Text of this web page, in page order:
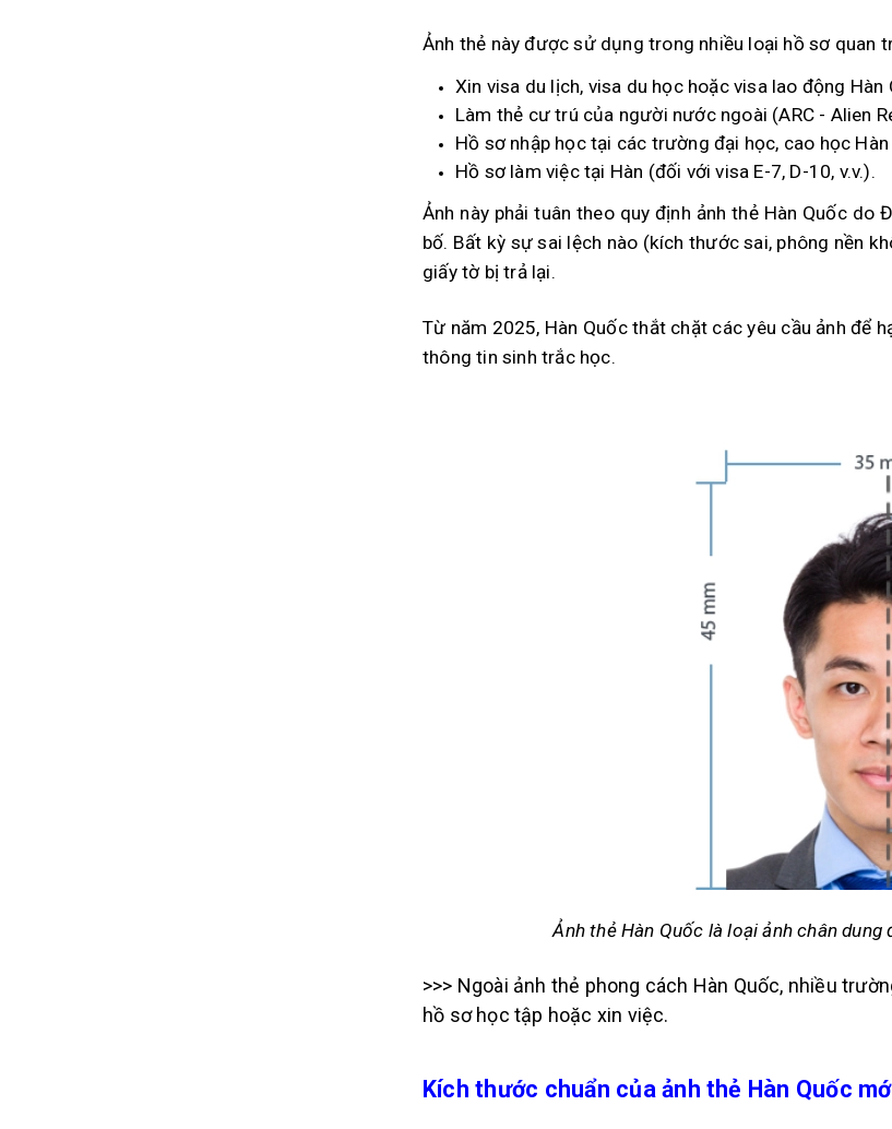
Ảnh thẻ này được sử dụng trong nhiều loại hồ sơ quan
Xin visa du lịch, visa du học hoặc visa lao động Hàn
Làm thẻ cư trú của người nước ngoài (ARC - Alien
Hồ sơ nhập học tại các trường đại học, cao học Hàn
Hồ sơ làm việc tại Hàn (đối với visa E-7, D-10, v.v.).
Ảnh này phải tuân theo quy định ảnh thẻ Hàn Quốc
bố. Bất kỳ sự sai lệch nào (kích thước sai, phông nền
giấy tờ bị trả lại.
Từ năm 2025, Hàn Quốc thắt chặt các yêu cầu ảnh để
thông tin sinh trắc học.
Ảnh thẻ Hàn Quốc là loại ảnh chân
>>> Ngoài ảnh thẻ phong cách Hàn Quốc, nhiều
hồ sơ học tập hoặc xin việc.
Kích thước chuẩn của ảnh thẻ Hàn Quốc